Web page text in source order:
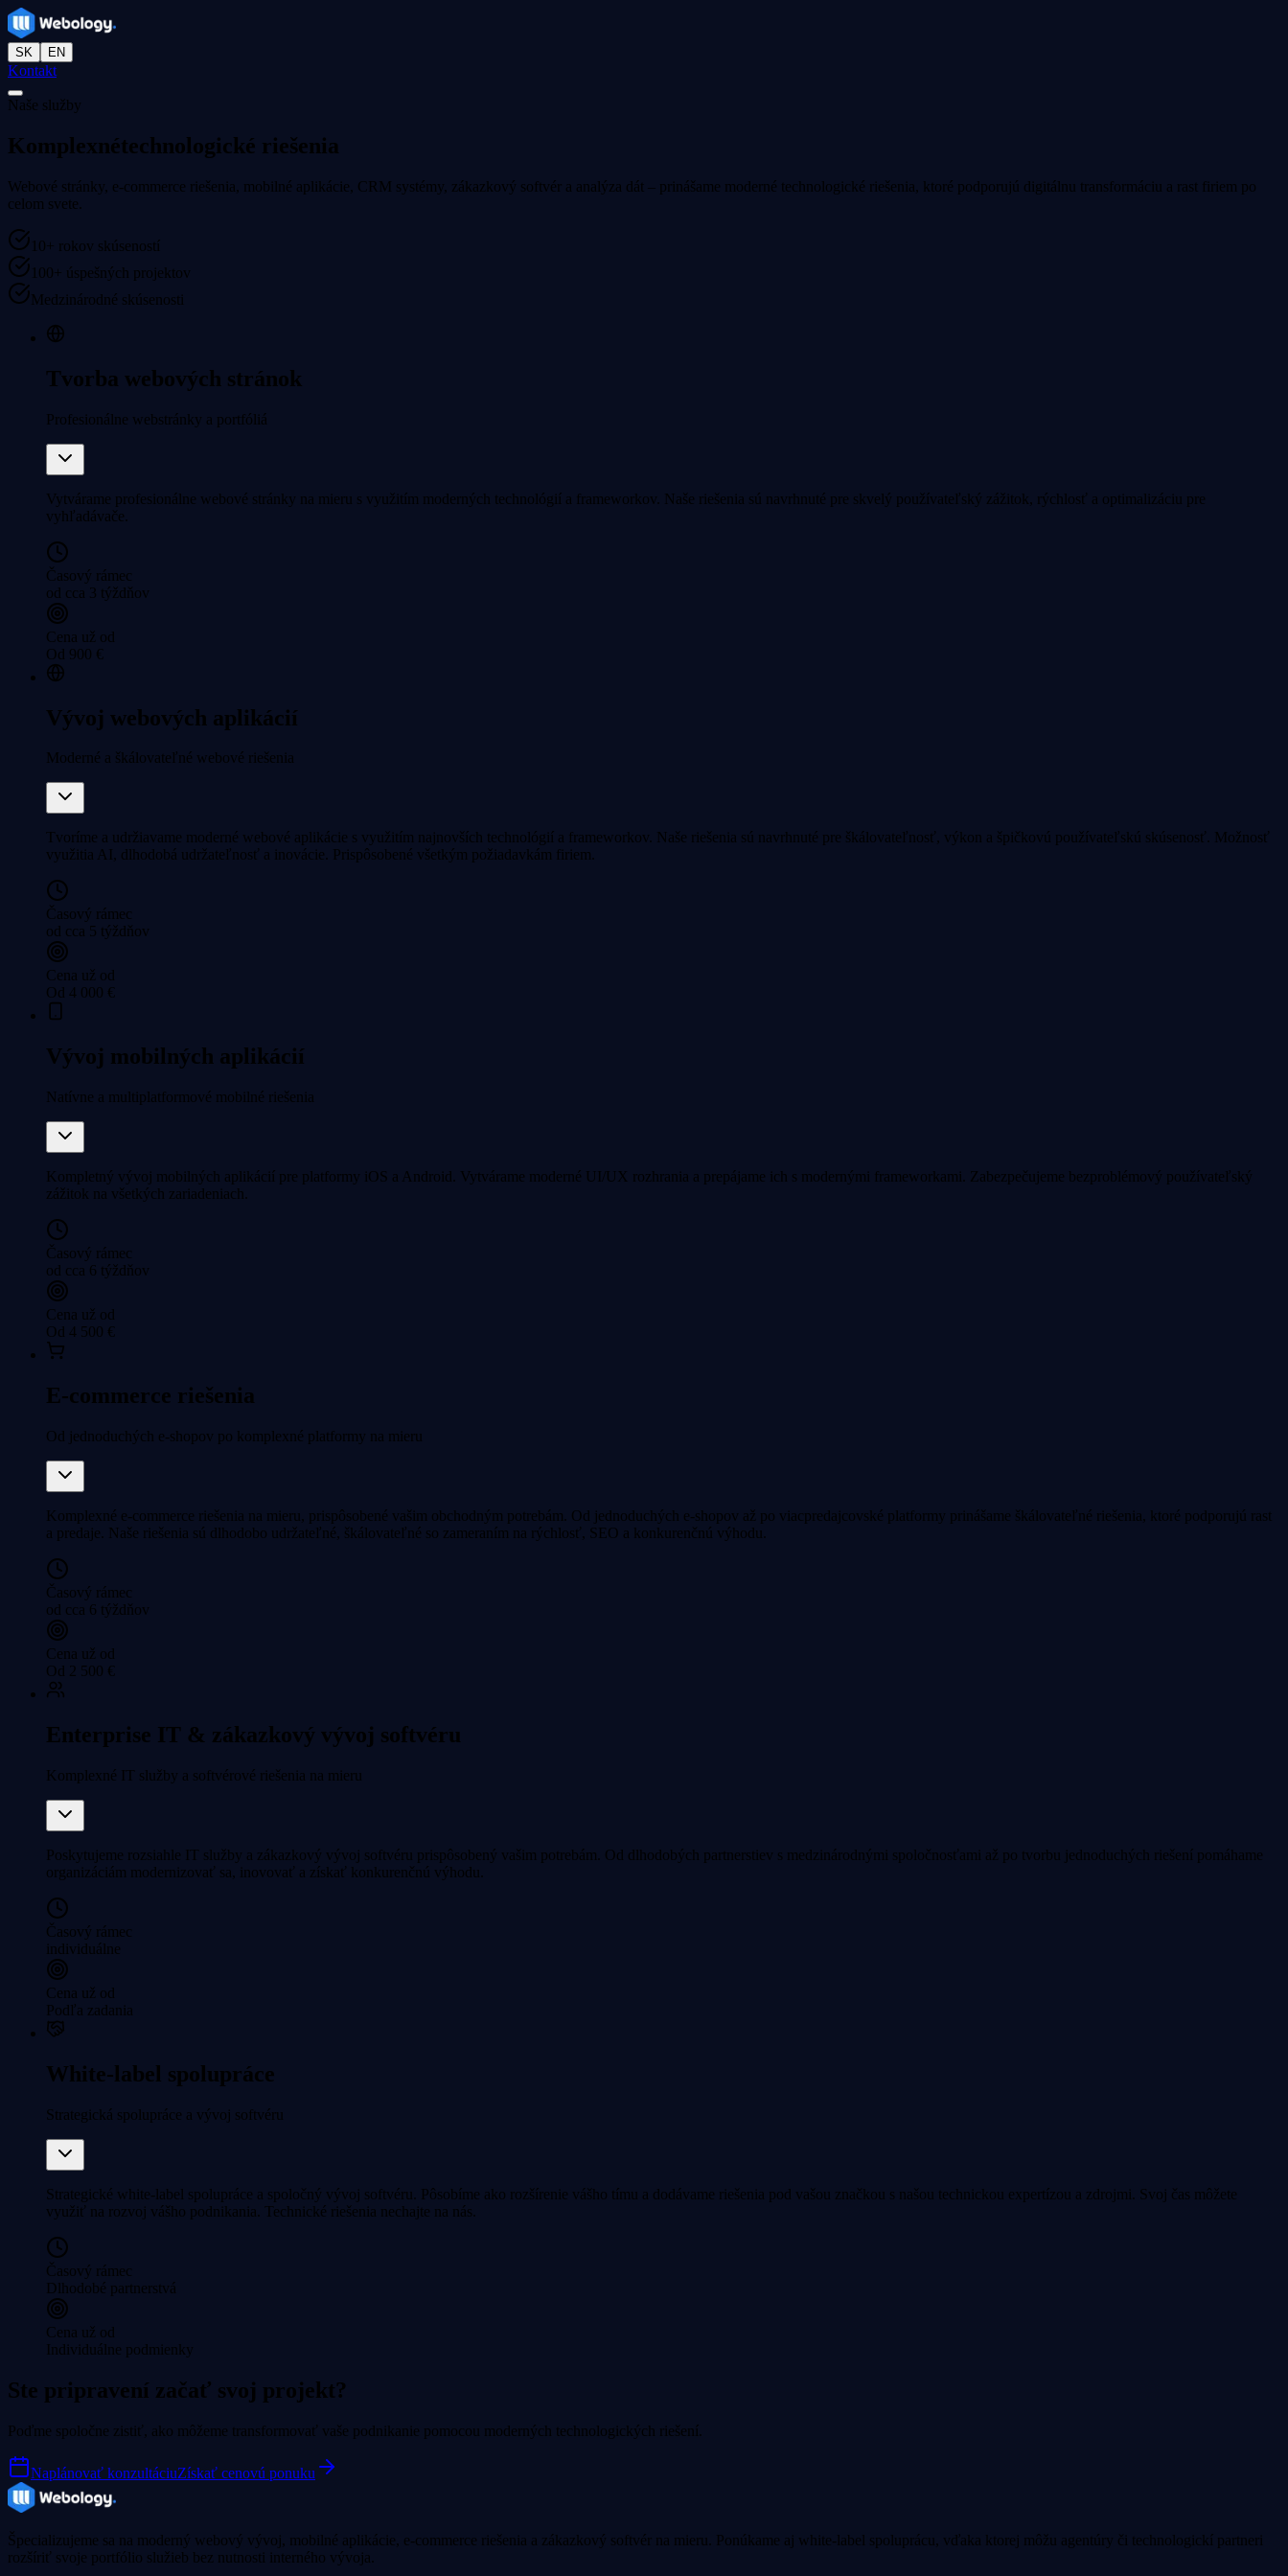
SK EN
Kontakt
Naše služby
Komplexnétechnologické riešenia
Webové stránky, e-commerce riešenia, mobilné aplikácie, CRM systémy, zákazkový softvér a analýza dát – prinášame moderné technologické riešenia, ktoré podporujú digitálnu transformáciu a rast firiem po
celom svete.
10+ rokov skúseností
100+ úspešných projektov
Medzinárodné skúsenosti
Tvorba webových stránok
Profesionálne webstránky a portfóliá
Vytvárame profesionálne webové stránky na mieru s využitím moderných technológií a frameworkov. Naše riešenia sú navrhnuté pre skvelý používateľský zážitok, rýchlosť a optimalizáciu pre
vyhľadávače.
Časový rámec
od cca 3 týždňov
Cena už od
Od 900 €
Vývoj webových aplikácií
Moderné a škálovateľné webové riešenia
Tvoríme a udržiavame moderné webové aplikácie s využitím najnovších technológií a frameworkov. Naše riešenia sú navrhnuté pre škálovateľnosť, výkon a špičkovú používateľskú skúsenosť. Možnosť
využitia AI, dlhodobá udržateľnosť a inovácie. Prispôsobené všetkým požiadavkám firiem.
Časový rámec
od cca 5 týždňov
Cena už od
Od 4 000 €
Vývoj mobilných aplikácií
Natívne a multiplatformové mobilné riešenia
Kompletný vývoj mobilných aplikácií pre platformy iOS a Android. Vytvárame moderné UI/UX rozhrania a prepájame ich s modernými frameworkami. Zabezpečujeme bezproblémový používateľský
zážitok na všetkých zariadeniach.
Časový rámec
od cca 6 týždňov
Cena už od
Od 4 500 €
E-commerce riešenia
Od jednoduchých e-shopov po komplexné platformy na mieru
Komplexné e-commerce riešenia na mieru, prispôsobené vašim obchodným potrebám. Od jednoduchých e-shopov až po viacpredajcovské platformy prinášame škálovateľné riešenia, ktoré podporujú rast
a predaje. Naše riešenia sú dlhodobo udržateľné, škálovateľné so zameraním na rýchlosť, SEO a konkurenčnú výhodu.
Časový rámec
od cca 6 týždňov
Cena už od
Od 2 500 €
Enterprise IT & zákazkový vývoj softvéru
Komplexné IT služby a softvérové riešenia na mieru
Poskytujeme rozsiahle IT služby a zákazkový vývoj softvéru prispôsobený vašim potrebám. Od dlhodobých partnerstiev s medzinárodnými spoločnosťami až po tvorbu jednoduchých riešení pomáhame
organizáciám modernizovať sa, inovovať a získať konkurenčnú výhodu.
Časový rámec
individuálne
Cena už od
Podľa zadania
White-label spolupráce
Strategická spolupráce a vývoj softvéru
Strategické white-label spolupráce a spoločný vývoj softvéru. Pôsobíme ako rozšírenie vášho tímu a dodávame riešenia pod vašou značkou s našou technickou expertízou a zdrojmi. Svoj čas môžete
využiť na rozvoj vášho podnikania. Technické riešenia nechajte na nás.
Časový rámec
Dlhodobé partnerstvá
Cena už od
Individuálne podmienky
Ste pripravení začať svoj projekt?
Poďme spoločne zistiť, ako môžeme transformovať vaše podnikanie pomocou moderných technologických riešení.
Naplánovať konzultáciuZískať cenovú ponuku
Špecializujeme sa na moderný webový vývoj, mobilné aplikácie, e-commerce riešenia a zákazkový softvér na mieru. Ponúkame aj white-label spoluprácu, vďaka ktorej môžu agentúry či technologickí partneri
rozšíriť svoje portfólio služieb bez nutnosti interného vývoja.